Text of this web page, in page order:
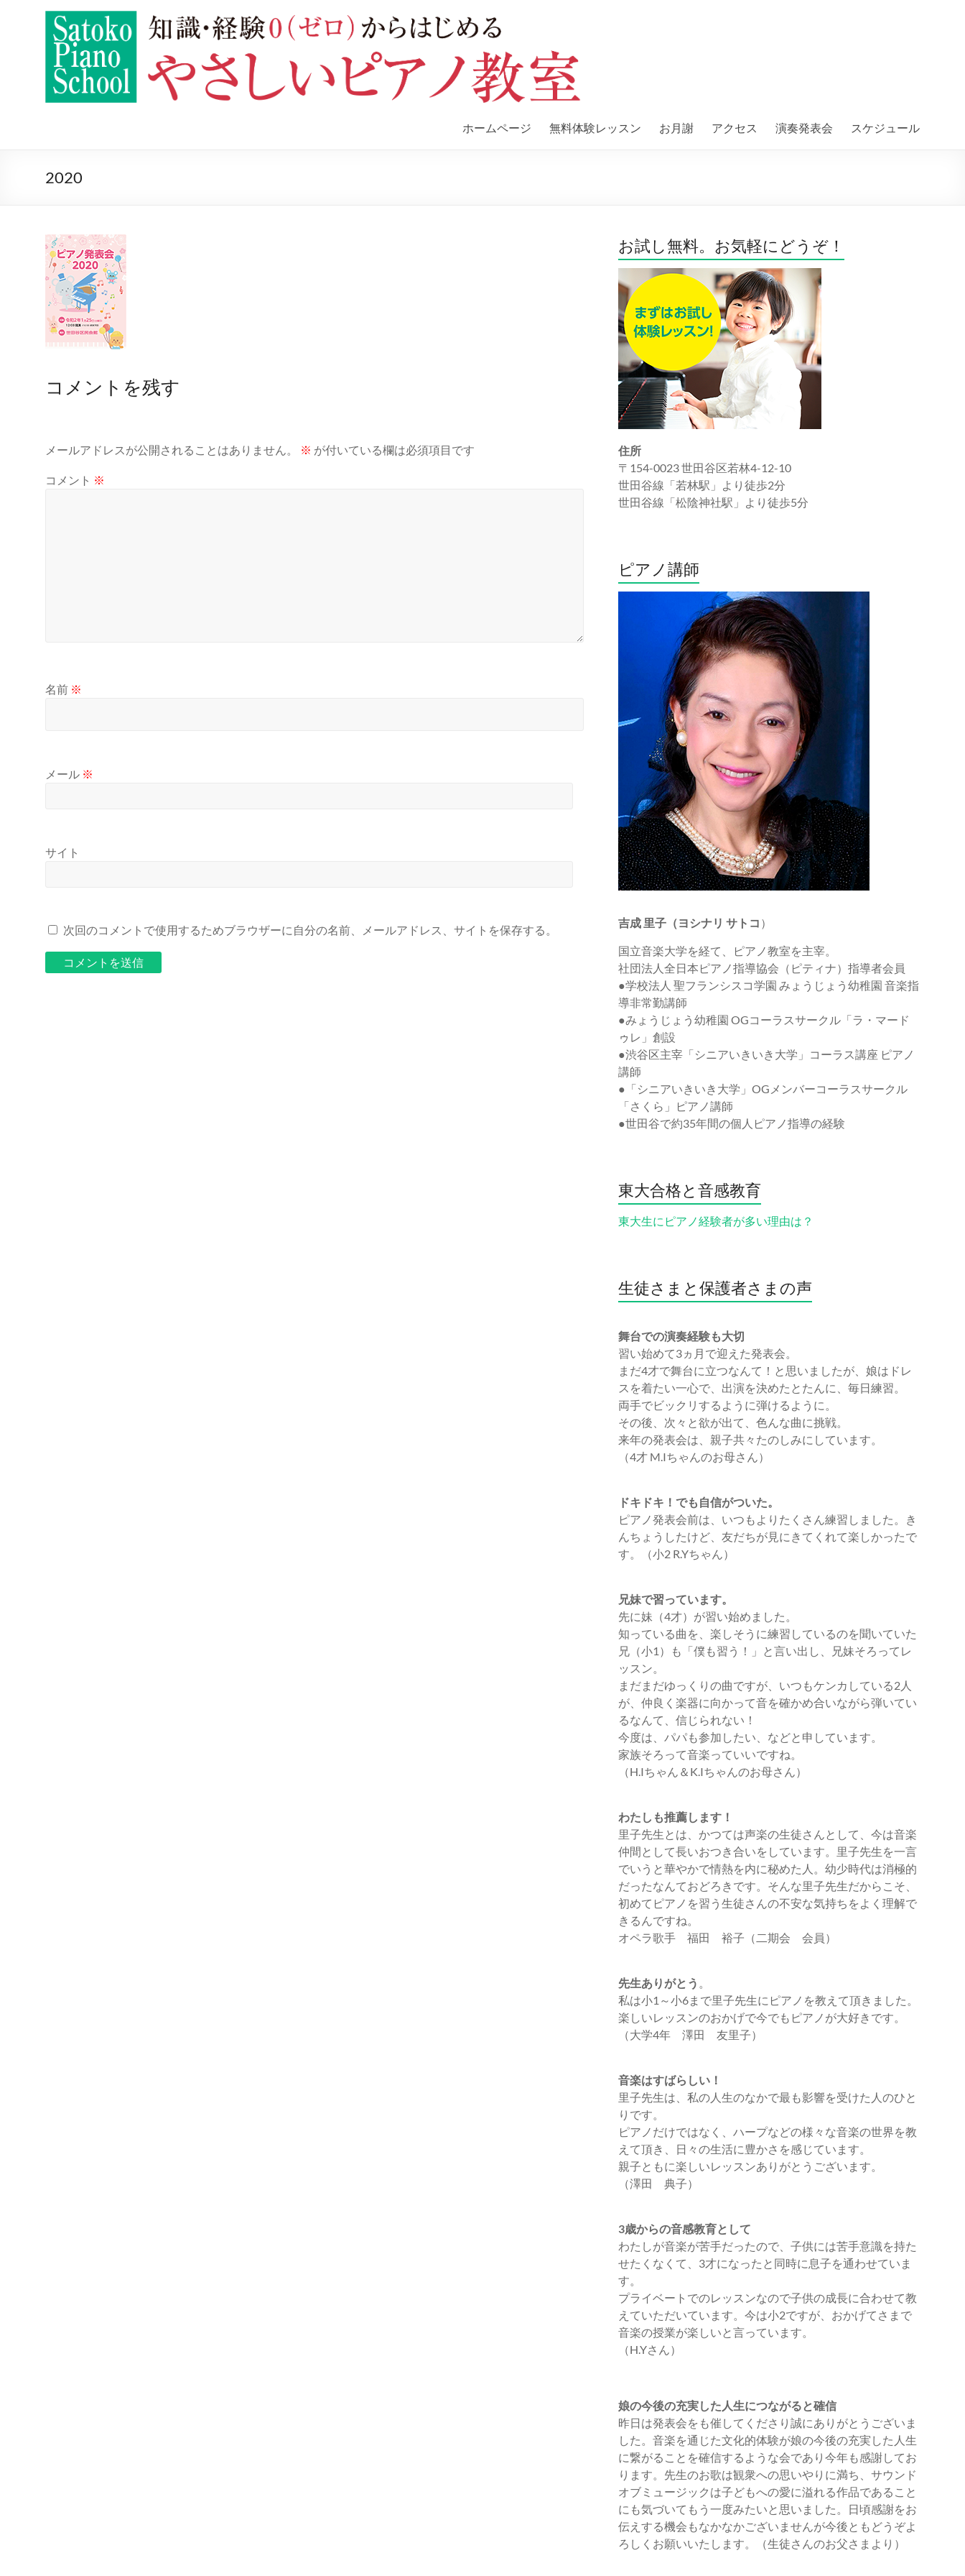
や
さ
し
い
供
ピ
ノ
教
室
世
田
の
や
供
ノ
教
室
ホームページ 無料体験レッスン お月謝 アクセス 演奏発表会 スケジュール
2020
コメントを残す
メールアドレスが公開されることはありません。 ※ が付いている欄は必須項目です
コメント ※
名前 ※
メール ※
サイト
次回のコメントで使用するためブラウザーに自分の名前、メールアドレス、サイトを保存する。
お試し無料。お気軽にどうぞ！
住所
〒154-0023 世田谷区若林4-12-10
世田谷線「若林駅」より徒歩2分
世田谷線「松陰神社駅」より徒歩5分
ピアノ講師
吉成 里子（ヨシナリ サトコ ）
国立音楽大学を経て、ピアノ教室を主宰。
社団法人全日本ピアノ指導協会（ピティナ）指導者会員
●学校法人 聖フランシスコ学園 みょうじょう幼稚園 音楽指
導非常勤講師
●みょうじょう幼稚園 OGコーラスサークル「ラ・マード
ゥレ」創設
●渋谷区主宰「シニアいきいき大学」コーラス講座 ピアノ
講師
●「シニアいきいき大学」OGメンバーコーラスサークル
「さくら」ピアノ講師
●世田谷で約35年間の個人ピアノ指導の経験
東大合格と音感教育
東大生にピアノ経験者が多い理由は？
生徒さまと保護者さまの声
舞台での演奏経験も大切
習い始めて3ヵ月で迎えた発表会。
まだ4才で舞台に立つなんて！と思いましたが、娘はドレ
スを着たい一心で、出演を決めたとたんに、毎日練習。
両手でビックリするように弾けるように。
その後、次々と欲が出て、色んな曲に挑戦。
来年の発表会は、親子共々たのしみにしています。
（4才 M.Iちゃんのお母さん）
ドキドキ！でも自信がついた。
ピアノ発表会前は、いつもよりたくさん練習しました。き
んちょうしたけど、友だちが見にきてくれて楽しかったで
す。（小2 R.Yちゃん）
兄妹で習っています。
先に妹（4才）が習い始めました。
知っている曲を、楽しそうに練習しているのを聞いていた
兄（小1）も「僕も習う！」と言い出し、兄妹そろってレ
ッスン。
まだまだゆっくりの曲ですが、いつもケンカしている2人
が、仲良く楽器に向かって音を確かめ合いながら弾いてい
るなんて、信じられない！
今度は、パパも参加したい、などと申しています。
家族そろって音楽っていいですね。
（H.Iちゃん＆K.Iちゃんのお母さん）
わたしも推薦します！
里子先生とは、かつては声楽の生徒さんとして、今は音楽
仲間として長いおつき合いをしています。里子先生を一言
でいうと華やかで情熱を内に秘めた人。幼少時代は消極的
だったなんておどろきです。そんな里子先生だからこそ、
初めてピアノを習う生徒さんの不安な気持ちをよく理解で
きるんですね。
オペラ歌手 福田 裕子（二期会 会員）
先生ありがとう
私は小1～小6まで里子先生にピアノを教えて頂きました。
楽しいレッスンのおかげで今でもピアノが大好きです。
（大学4年 澤田 友里子）
音楽はすばらしい！
里子先生は、私の人生のなかで最も影響を受けた人のひと
りです。
ピアノだけではなく、ハープなどの様々な音楽の世界を教
えて頂き、日々の生活に豊かさを感じています。
親子ともに楽しいレッスンありがとうございます。
（澤田 典子）
3歳からの音感教育として
わたしが音楽が苦手だったので、子供には苦手意識を持た
せたくなくて、3才になったと同時に息子を通わせていま
す。
プライベートでのレッスンなので子供の成長に合わせて教
えていただいています。今は小2ですが、おかげてさまで
音楽の授業が楽しいと言っています。
（H.Yさん）
娘の今後の充実した人生につながると確信
昨日は発表会をも催してくださり誠にありがとうございま
した。音楽を通じた文化的体験が娘の今後の充実した人生
に繋がることを確信するような会であり今年も感謝してお
ります。先生のお歌は観衆への思いやりに満ち、サウンド
オブミュージックは子どもへの愛に溢れる作品であること
にも気づいてもう一度みたいと思いました。日頃感謝をお
伝えする機会もなかなかございませんが今後ともどうぞよ
ろしくお願いいたします。（生徒さんのお父さまより）